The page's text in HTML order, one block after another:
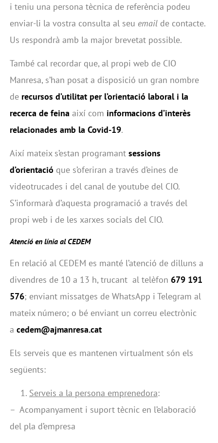
i teniu una persona tècnica de referència podeu
enviar-li la vostra consulta al seu email de contacte.
Us respondrà amb la major brevetat possible.
També cal recordar que, al propi web de CIO
Manresa, s’han posat a disposició un gran nombre
de recursos d’utilitat per l’orientació laboral i la
recerca de feina així com informacions d’interès
relacionades amb la Covid-19.
Així mateix s’estan programant sessions
d’orientació que s’oferiran a través d’eines de
videotrucades i del canal de youtube del CIO.
S’informarà d’aquesta programació a través del
propi web i de les xarxes socials del CIO.
Atenció en línia al CEDEM
En relació al CEDEM es manté l’atenció de dilluns a
divendres de 10 a 13 h, trucant al telèfon 679 191
576; enviant missatges de WhatsApp i Telegram al
mateix número; o bé enviant un correu electrònic
a cedem@ajmanresa.cat
Els serveis que es mantenen virtualment són els
següents:
Serveis a la persona emprenedora:
– Acompanyament i suport tècnic en l’elaboració
del pla d’empresa